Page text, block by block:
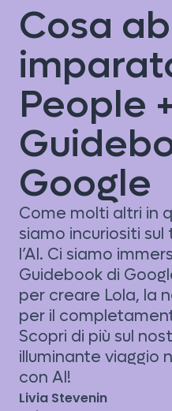
Cosa
People
Google
Come molti altri in
siamo incuriositi
l’AI. Ci siamo
Guidebook di
per creare Lola, la
per il
Scopri di più sul
illuminante viaggio
con AI!
Livia Stevenin